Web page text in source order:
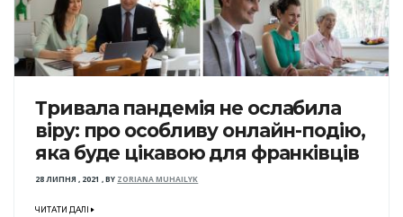
Тривала пандемія не ослабила
віру: про особливу онлайн-подію,
яка буде цікавою для франківців
28 ЛИПНЯ , 2021 ,BY ZORIANA MUHAILYK
ЧИТАТИ ДАЛІ